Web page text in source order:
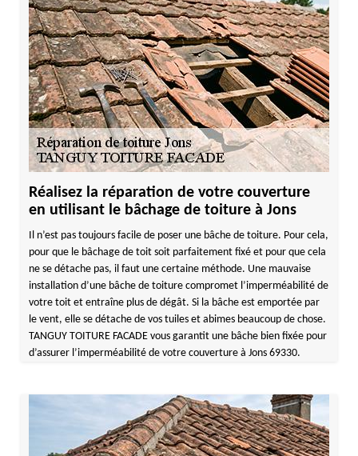
Réalisez la réparation de votre couverture
en utilisant le bâchage de toiture à Jons
Il n’est pas toujours facile de poser une bâche de toiture. Pour cela,
pour que le bâchage de toit soit parfaitement fixé et pour que cela
ne se détache pas, il faut une certaine méthode. Une mauvaise
installation d’une bâche de toiture compromet l’imperméabilité de
votre toit et entraîne plus de dégât. Si la bâche est emportée par
le vent, elle se détache de vos tuiles et abimes beaucoup de chose.
TANGUY TOITURE FACADE vous garantit une bâche bien fixée pour
d’assurer l’imperméabilité de votre couverture à Jons 69330.